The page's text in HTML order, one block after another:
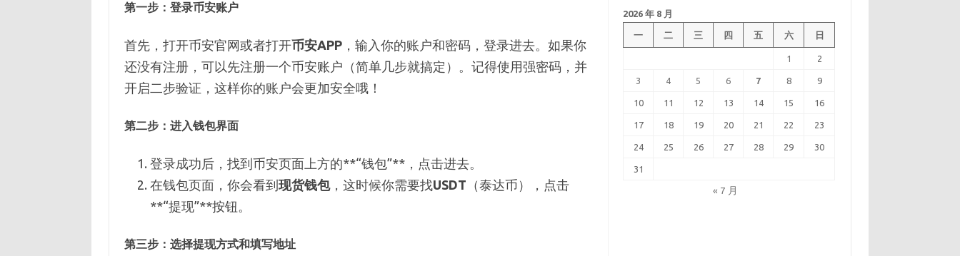
第一步： 登录币安账户
首先，打开币安官网或者打开币安APP，输入你的账户和密码，登录进去。如果你
还没有注册，可以先注册一个币安账户（简单几步就搞定）。记得使用强密码，并
开启二步验证，这样你的账户会更加安全哦！
第二步： 进入钱包界面
登录成功后，找到币安页面上方的**“钱包”**，点击进去。
在钱包页面，你会看到 现货钱包，这时候你需要找USDT （泰达币），点击
**“提现”**按钮。
第三步： 选择提现方式和填写地址
2026 年 8 月
一 二 三 四 五 六 日
1 2
3 4 5 6 7 8 9
10 11 12 13 14 15 16
17 18 19 20 21 22 23
24 25 26 27 28 29 30
31
« 7 月